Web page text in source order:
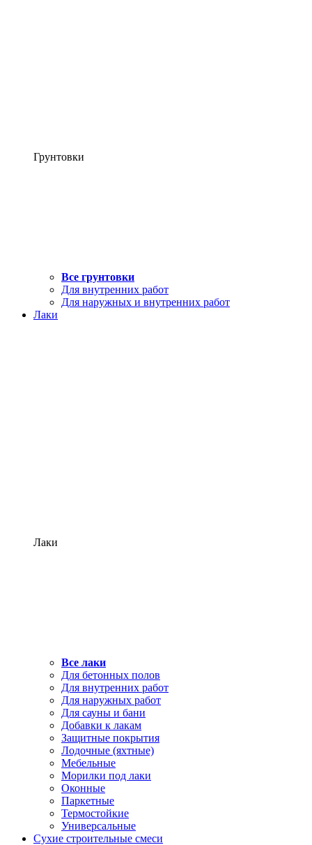
Грунтовки
Все грунтовки
Для внутренних работ
Для наружных и внутренних работ
Лаки
Лаки
Все лаки
Для бетонных полов
Для внутренних работ
Для наружных работ
Для сауны и бани
Добавки к лакам
Защитные покрытия
Лодочные (яхтные)
Мебельные
Морилки под лаки
Оконные
Паркетные
Термостойкие
Универсальные
Сухие строительные смеси